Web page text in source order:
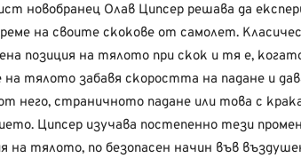
новобранец Олав Ципсер решава да
на своите скокове от самолет.
позиция на тялото при скок и тя е,
тялото забавя скоростта на падане и
него, страничното падане или това с
Ципсер изучава постепенно тези
на тялото, по безопасен начин във